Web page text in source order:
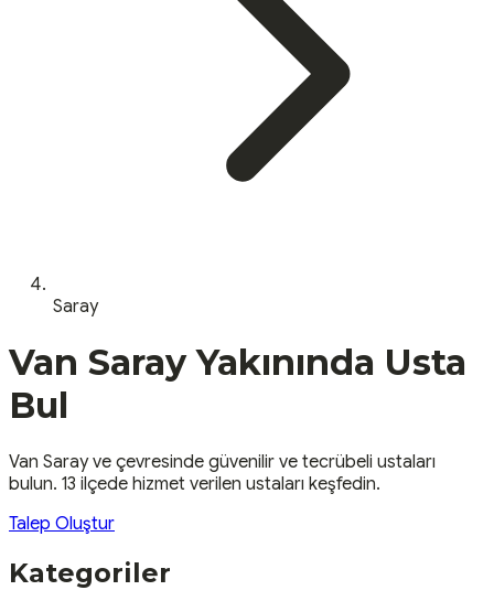
Saray
Van SarayYakınında Usta
Bul
Van Sarayve çevresinde güvenilir ve tecrübeli ustaları
bulun. 13 ilçede hizmet verilen ustaları keşfedin.
Talep Oluştur
Kategoriler